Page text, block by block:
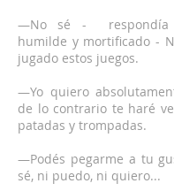
—No sé - respondía
humilde y mortificado -
jugado estos juegos.
—Yo quiero
de lo contrario te haré
patadas y trompadas.
—Podés pegarme a tu
sé, ni puedo, ni quiero...